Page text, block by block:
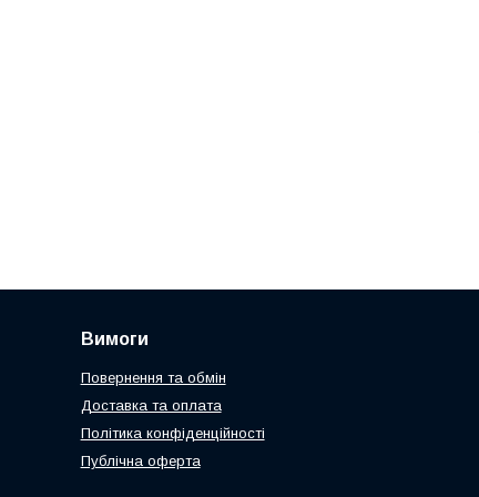
Вимоги
Повернення та обмін
Доставка та оплата
Політика конфіденційності
Публічна оферта